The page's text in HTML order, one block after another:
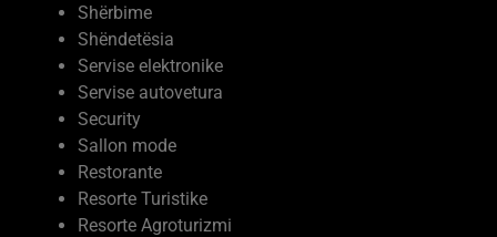
Shëndetësia
Servise elektronike
Servise autovetura
Security
Sallon mode
Restorante
Resorte Turistike
Resorte Agroturizmi
Prodhime plastike